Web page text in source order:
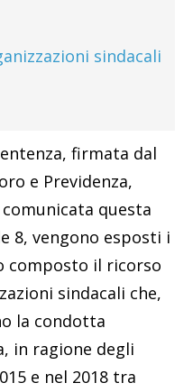
sindacali
firmata dal
e Previdenza,
questa
8, vengono esposti i
composto il ricorso
sindacali che,
la condotta
in ragione degli
e nel 2018 tra